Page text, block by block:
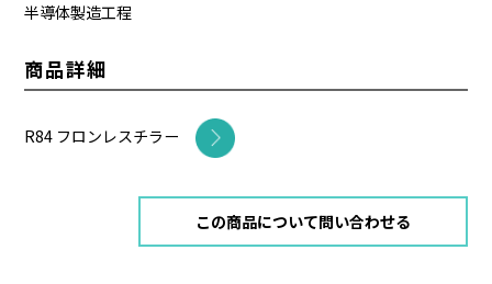
半導体製造工程
商品詳細
R84 フロンレスチラー
この商品について問い合わせる